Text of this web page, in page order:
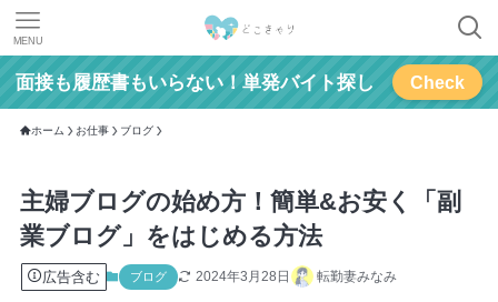
MENU
面接も履歴書もいらない！単発バイト探し Check
ホーム お仕事 ブログ
主婦ブログの始め方！簡単&お安く「副
業ブログ」をはじめる方法
広告含む ブログ 2024年3月28日 転勤妻みなみ